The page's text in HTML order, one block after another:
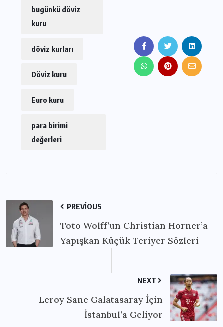
bugünkü döviz
kuru
döviz kurları
Döviz kuru
Euro kuru
para birimi
değerleri
PREVIOUS
Toto Wolff’un Christian Horner’a
Yapışkan Küçük Teriyer Sözleri
NEXT
Leroy Sane Galatasaray İçin
İstanbul’a Geliyor